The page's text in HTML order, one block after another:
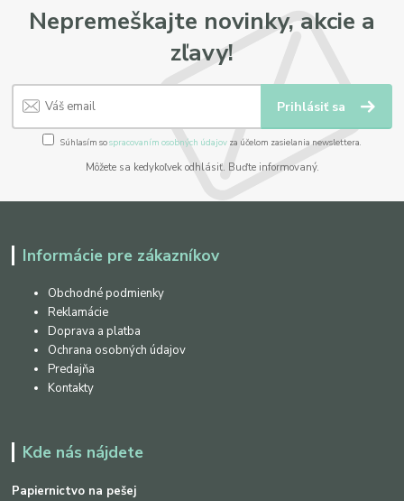
Nepremeškajte novinky, akcie a
zľavy!
Prihlásiť sa
Súhlasím sospracovaním osobných údajov za účelom zasielania newslettera.
Môžete sa kedykoľvek odhlásiť. Buďte informovaný.
Informácie pre zákazníkov
Obchodné podmienky
Reklamácie
Doprava a platba
Ochrana osobných údajov
Predajňa
Kontakty
Kde nás nájdete
Papiernictvo na pešej